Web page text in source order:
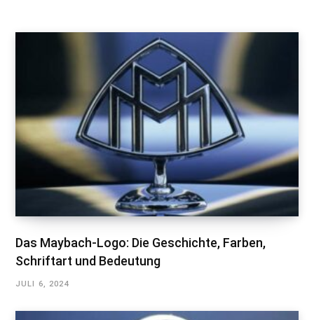
Das Maybach-Logo: Die Geschichte, Farben,
Schriftart und Bedeutung
JULI 6, 2024